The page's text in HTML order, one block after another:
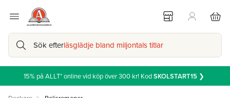
Sök efterläsglädje bland miljontals titlar
15% på ALLT* online vid köp över 300 kr! KodSKOLSTART15 ❯